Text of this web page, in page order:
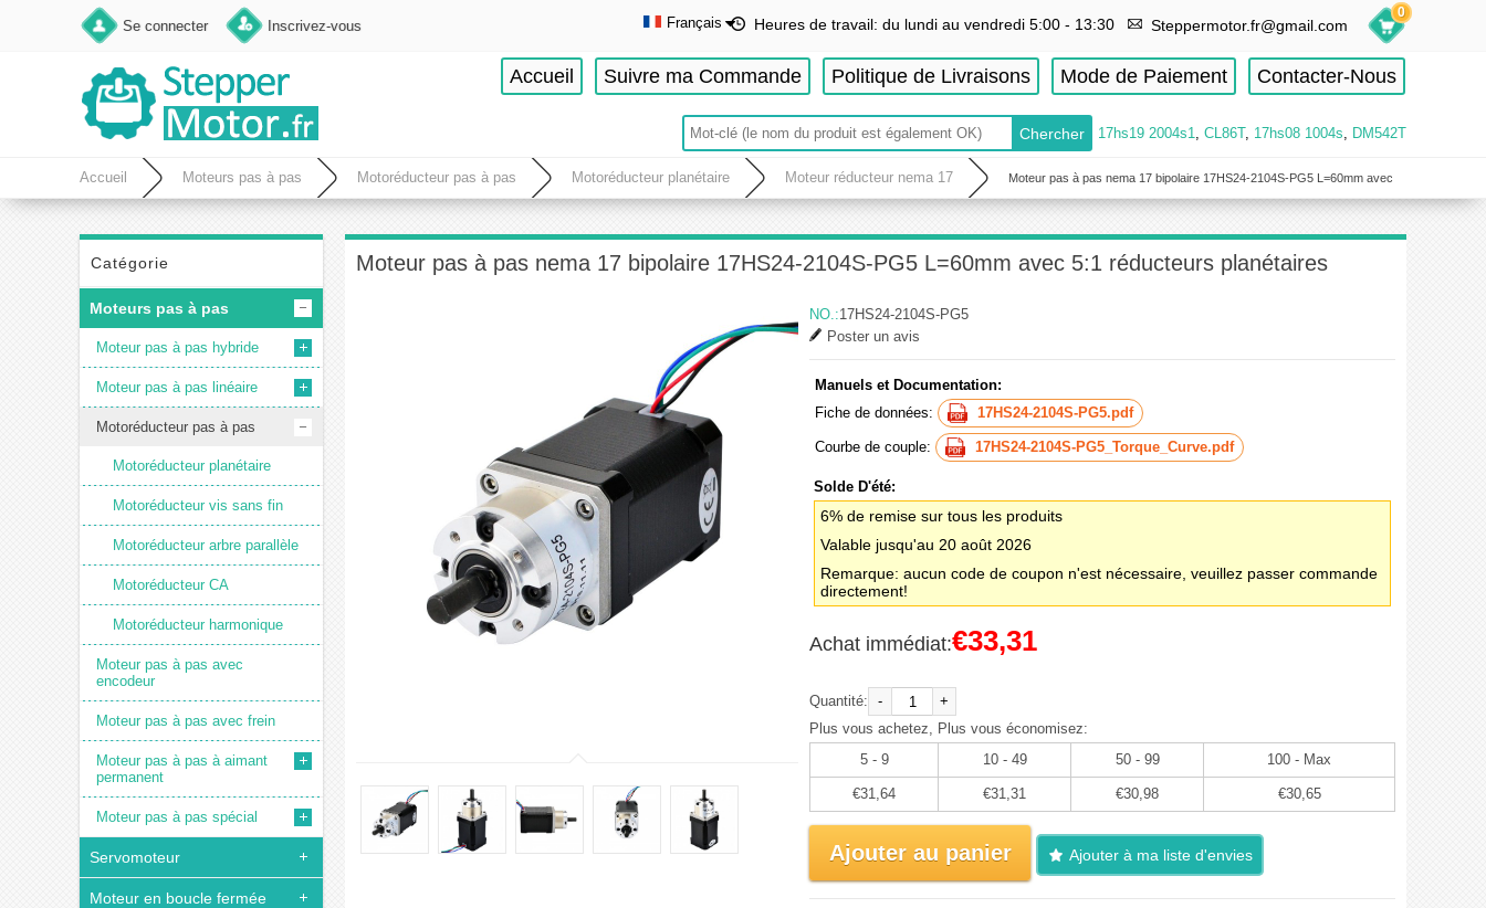
Se connecter Inscrivez-vous
Français
Deutsch
Français
Español
Heures de travail: du lundi au vendredi 5:00 - 13:30 Steppermotor.fr@gmail.com
0
Accueil Suivre ma Commande Politique de Livraisons Mode de Paiement Contacter-Nous
17hs19 2004s1, CL86T, 17hs08 1004s, DM542T
Accueil Moteurs pas à pas Motoréducteur pas à pas Motoréducteur planétaire Moteur réducteur nema 17 Moteur pas à pas nema 17 bipolaire 17HS24-2104S-PG5 L=60mm avec
Catégorie
Moteurs pas à pas
Moteur pas à pas hybride
Moteur pas à pas linéaire
Motoréducteur pas à pas
Motoréducteur planétaire
Motoréducteur vis sans fin
Motoréducteur arbre parallèle
Motoréducteur CA
Motoréducteur harmonique
Moteur pas à pas avec
encodeur
Moteur pas à pas avec frein
Moteur pas à pas à aimant
permanent
Moteur pas à pas spécial
Servomoteur
Moteur en boucle fermée
Moteur pas à pas nema 17 bipolaire 17HS24-2104S-PG5 L=60mm avec 5:1 réducteurs planétaires
NO.:17HS24-2104S-PG5
Poster un avis
Manuels et Documentation:
Fiche de données:
17HS24-2104S-PG5.pdf
Courbe de couple: 17HS24-2104S-PG5_Torque_Curve.pdf
Solde D'été:
6% de remise sur tous les produits
Valable jusqu'au 20 août 2026
Remarque: aucun code de coupon n'est nécessaire, veuillez passer commande
directement!
Achat immédiat:€33,31
Quantité: -
+
Plus vous achetez, Plus vous économisez:
5 - 9
10 - 49 50 - 99 100 - Max
€31,64 €31,31 €30,98 €30,65
Ajouter au panier Ajouter à ma liste d'envies